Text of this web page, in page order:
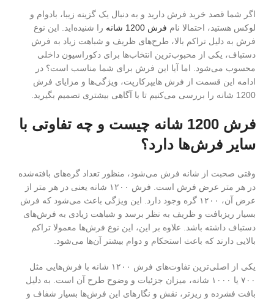
اگر شما قصد خرید فرش دارید و به دنبال یک گزینه زیبا، بادوام و
لوکس هستید، احتمالا نام فرش 1200 شانه
را شنیده‌اید. این نوع
فرش به دلیل تراکم بالا، طرح‌های ظریف و شباهت زیاد به فرش
دستباف، یکی از محبوب‌ترین انتخاب‌ها برای دکوراسیون داخلی
محسوب می‌شود. اما آیا این فرش برای شما مناسب است؟ در
ادامه این قسمت از فرش هایپرکارپت، ویژگی‌ها و مزایای فرش
1200 شانه را بررسی می‌کنیم تا با آگاهی بیشتری تصمیم بگیرید.
فرش 1200 شانه چیست و چه تفاوتی با
سایر فرش‌ها دارد؟
وقتی صحبت از شانه فرش می‌شود، منظور تعداد گره‌های بافته‌شده
در هر متر عرض فرش است. فرش ۱۲۰۰ شانه یعنی در هر متر از
عرض آن، ۱۲۰۰ گره وجود دارد. این ویژگی باعث می‌شود که فرش
بسیار ریزبافت و ظریف به نظر برسد و شباهت زیادی به فرش‌های
دستباف داشته باشد. علاوه بر این، این نوع فرش‌ها معمولا تراکم
بالایی دارند که باعث استحکام و دوام بیشتر آن‌ها می‌شود.
یکی از اصلی‌ترین تفاوت‌های فرش ۱۲۰۰ شانه با فرش‌هایی مثل
۷۰۰ یا ۱۰۰۰ شانه، میزان جزئیات و وضوح طرح آن است. به دلیل
بافت فشرده و ریزتر، نقش و نگارهای این فرش‌ها بسیار شفاف و